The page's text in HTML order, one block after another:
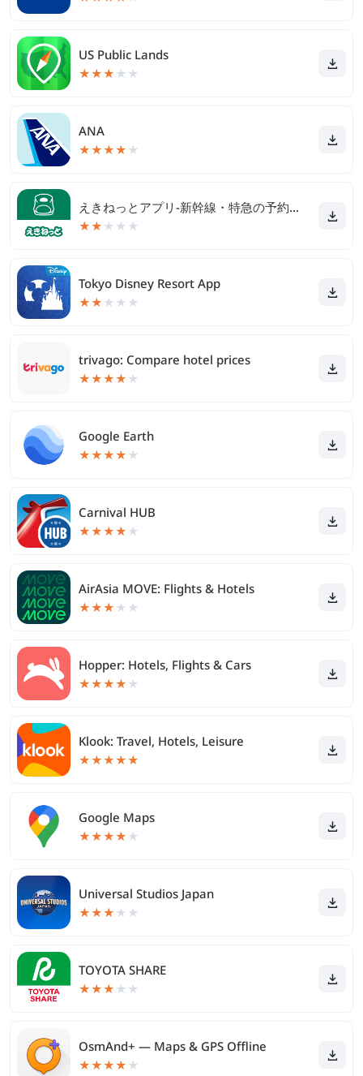
US Public Lands
★★★ ★ ★
ANA
★★★★ ★
えきねっとアプリ-新幹線・特急の予約｜JR新幹線予約
★★ ★ ★ ★
Tokyo Disney Resort App
★★ ★ ★ ★
trivago: Compare hotel prices
★★★★ ★
Google Earth
★★★★ ★
Carnival HUB
★★★★ ★
AirAsia MOVE: Flights & Hotels
★★★ ★ ★
Hopper: Hotels, Flights & Cars
★★★★ ★
Klook: Travel, Hotels, Leisure
★★★★★
Google Maps
★★★★ ★
Universal Studios Japan
★★★ ★ ★
TOYOTA SHARE
★★★ ★ ★
OsmAnd+ — Maps & GPS Offline
★★★★ ★